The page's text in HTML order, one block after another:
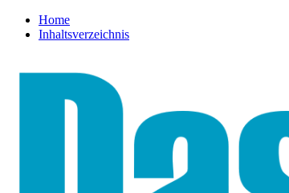
Home
Inhaltsverzeichnis